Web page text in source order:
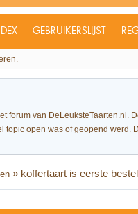
GEBRUIKERSLIJST
forum van
topic open was of geopend
» koffertaart is eerste